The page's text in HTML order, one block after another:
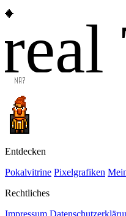
Entdecken
Pokalvitrine Pixelgrafiken
Rechtliches
Impressum